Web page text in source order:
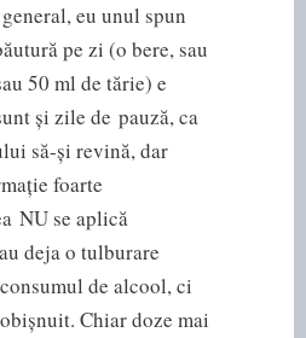
eu unul spun
pe zi (o bere, sau
50 ml de tărie) e
și zile de pauză, ca
să-și revină, dar
foarte
NU se aplică
deja o tulburare
de alcool, ci
Chiar doze mai